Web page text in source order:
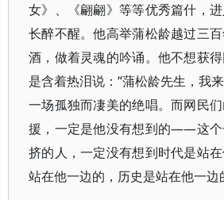
女》、《翩翩》等等优秀篇什，
长醉不醒。他高举蒲松龄越过三
酒，做着灵魂的吟诵。他不想获
是含着热泪说：“蒲松龄先生，我
一场孤独而凄美的绝唱。而网民
援，一定是他没有想到的——这个
挤的人，一定没有想到时代是站
站在他一边的，历史是站在他一边